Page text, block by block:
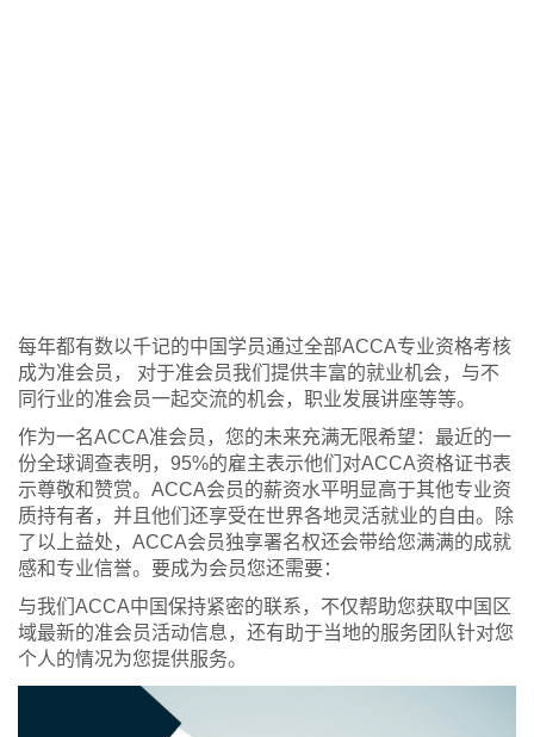
每年都有数以千记的中国学员通过全部ACCA专业资格考核
成为准会员， 对于准会员我们提供丰富的就业机会，与不
同行业的准会员一起交流的机会，职业发展讲座等等。
作为一名ACCA准会员，您的未来充满无限希望：最近的一
份全球调查表明，95%的雇主表示他们对ACCA资格证书表
示尊敬和赞赏。ACCA会员的薪资水平明显高于其他专业资
质持有者，并且他们还享受在世界各地灵活就业的自由。除
了以上益处，ACCA会员独享署名权还会带给您满满的成就
感和专业信誉。要成为会员您还需要：
与我们ACCA中国保持紧密的联系，不仅帮助您获取中国区
域最新的准会员活动信息，还有助于当地的服务团队针对您
个人的情况为您提供服务。